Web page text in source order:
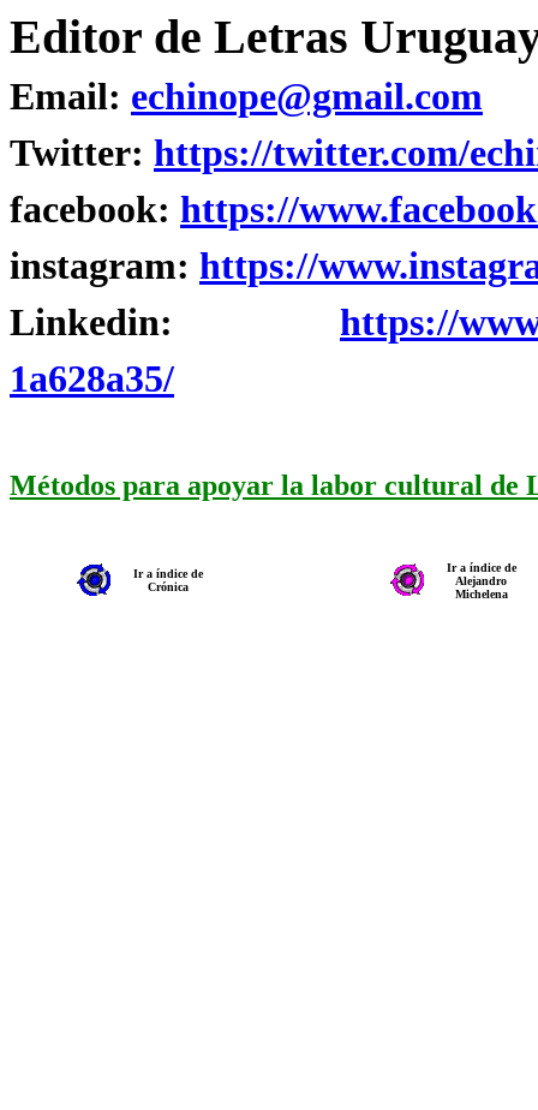
Editor de Letras
Email: echinope@gmail.com
Twitter: https://twitter.com/
facebook: https://
instagram: https://
Linkedin: https://
1a628a35/
Métodos para apoyar la labor cultural de
Ir a índice de
Crónica
Ir a índice de
Alejandro
Michelena